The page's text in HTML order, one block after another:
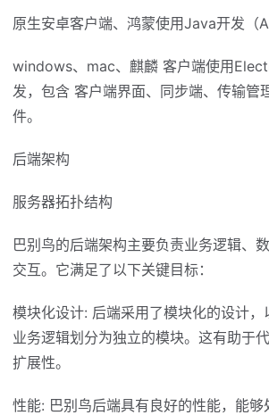
原生安卓客户端、鸿蒙使用Java开发（
windows、mac、麒麟 客户端使用
发，包含 客户端界面、同步端、传输管
件。
后端架构
服务器拓扑结构
巴别鸟的后端架构主要负责业务逻辑、
交互。它满足了以下关键目标：
模块化设计: 后端采用了模块化的设计，
业务逻辑划分为独立的模块。这有助于
扩展性。
性能: 巴别鸟后端具有良好的性能，能